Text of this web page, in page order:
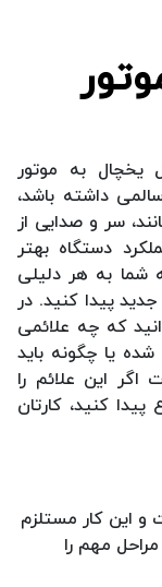
به موتور
داشته باشد،
سر و صدایی از
دستگاه بهتر
شما به هر دلیلی
پیدا کنید. در
که چه علائمی
یا چگونه باید
این علائم را
کنید، کارتان
و این کار مستلزم
مهم را